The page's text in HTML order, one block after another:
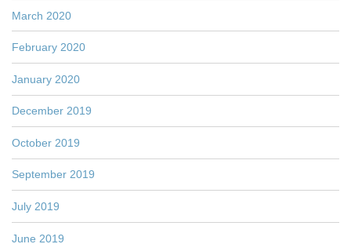
March 2020
February 2020
January 2020
December 2019
October 2019
September 2019
July 2019
June 2019